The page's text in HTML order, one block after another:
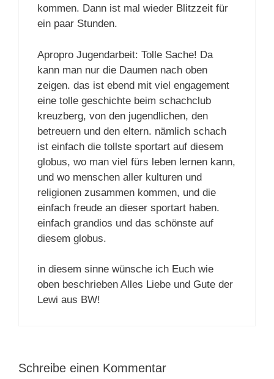
kommen. Dann ist mal wieder Blitzzeit für
ein paar Stunden.
Apropro Jugendarbeit: Tolle Sache! Da
kann man nur die Daumen nach oben
zeigen. das ist ebend mit viel engagement
eine tolle geschichte beim schachclub
kreuzberg, von den jugendlichen, den
betreuern und den eltern. nämlich schach
ist einfach die tollste sportart auf diesem
globus, wo man viel fürs leben lernen kann,
und wo menschen aller kulturen und
religionen zusammen kommen, und die
einfach freude an dieser sportart haben.
einfach grandios und das schönste auf
diesem globus.
in diesem sinne wünsche ich Euch wie
oben beschrieben Alles Liebe und Gute der
Lewi aus BW!
Schreibe einen Kommentar